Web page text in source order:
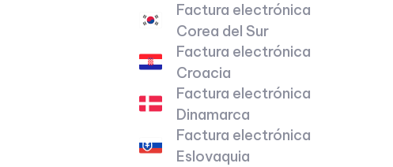
Factura electrónica
Corea del Sur
Factura electrónica
Croacia
Factura electrónica
Dinamarca
Factura electrónica
Eslovaquia